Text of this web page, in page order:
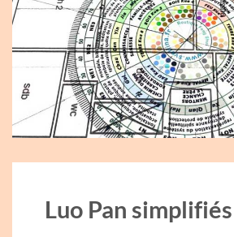
Luo Pan simplifiés